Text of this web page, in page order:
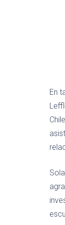
En